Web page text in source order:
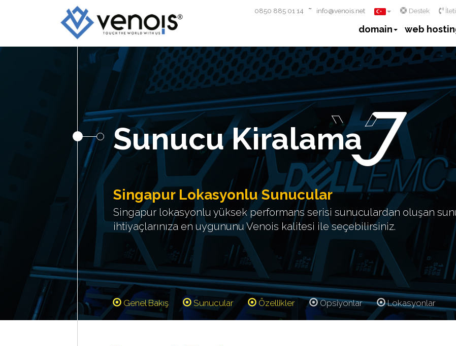
0850 885 01 14 ~ info@venois.net Destek
domain web
Sunucu Kiralama
Singapur Lokasyonlu Sunucular
Singapur lokasyonlu yüksek performans serisi sunuculardan oluşan
ihtiyaçlarınıza en uygununu Venois kalitesi ile seçebilirsiniz.
Genel Bakış Sunucular Özellikler Opsiyonlar Lokasyonlar